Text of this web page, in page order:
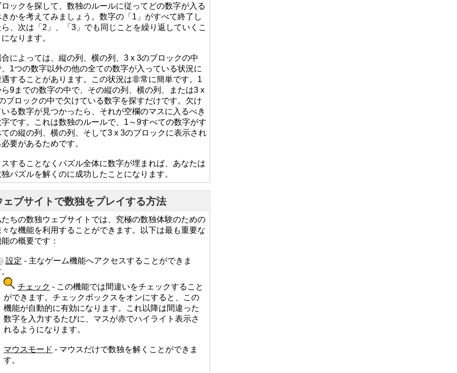
ロックを探して、数独のルールに従ってどの数字が入る
きかを考えてみましょう。数字の「1」がすべて終了し
ら、次は「2」、「3」でも同じことを繰り返していくこ
なります。
合によっては、縦の列、横の列、3 x 3のブロックの中
、1つの数字以外の他の全ての数字が入っている状況に
遇することがあります。この状況は非常に簡単です。1
ら9までの数字の中で、その縦の列、横の列、または3 x
ブロックの中で欠けている数字を探すだけです。欠け
いる数字が見つかったら、それが空欄のマスに入るべき
字です。これは数独のルールで、1～9すべての数字がす
ての縦の列、横の列、そして3 x 3のブロックに表示され
要があるためです。
スすることなくパズル全体に数字が埋まれば、あなたは
パズルを解くのに成功したことになります。
ェブサイトで数独をプレイする方法
たちの数独ウェブサイトでは、究極の数独体験のための
々な機能を利用することができます。以下は最も重要な
の概要です：
設定 - 主なゲーム機能へアクセスすることができま
チェック - この機能では間違いをチェックすること
ができます。チェックボックスをオンにすると、この
機能が自動的に有効になります。これ以降は間違った
数字を入力するたびに、マスが赤でハイライト表示さ
れるようになります。
マウスモード - マウスだけで数独を解くことができま
す。